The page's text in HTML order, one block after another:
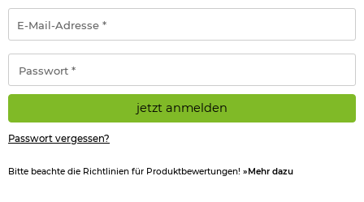
Mail-
Adresse
*
jetzt anmelden
Passwort vergessen?
Bitte beachte die Richtlinien für Produktbewertungen! »Mehr dazu